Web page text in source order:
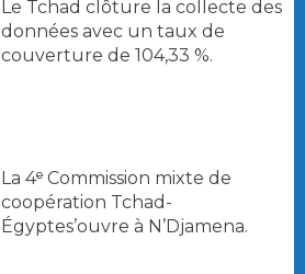
Le Tchad clôture la collecte des
données avec un taux de
couverture de 104,33 %.
La 4ᵉ Commission mixte de
coopération Tchad-
Égyptes’ouvre à N’Djamena.